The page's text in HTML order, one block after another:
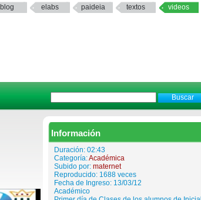
blog elabs paideia textos videos
Información
Duración: 02:43
Categoría:Académica
Subido por: maternet
Reproducido: 1688 veces
Fecha de Ingreso: 13/03/12
Académico